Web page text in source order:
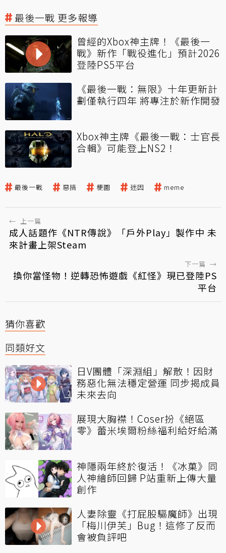
最後一戰 更多報導
曾經的Xbox神主牌！《最後一
戰》新作「戰役進化」預計2026
登陸PS5平台
《最後一戰：無限》十年更新計
劃僅執行四年 將專注於新作開發
Xbox神主牌《最後一戰：士官長
合輯》可能登上NS2！
最後一戰 惡搞 梗圖 迷因 meme
← 上一篇
成人話題作《NTR傳說》「戶外Play」製作中 未
來計畫上架Steam
下一篇 →
換你當怪物！逆轉恐怖遊戲《紅怪》現已登陸PS
平台
猜你喜歡
同類好文
日V團體「深淵組」解散！因財
務惡化無法穩定營運 同步揭成員
未來去向
展現大胸襟！Coser扮《絕區
零》蕾米埃爾粉絲福利給好給滿
神隱兩年終於復活！《冰菓》同
人神繪師回歸 P站重新上傳大量
創作
人妻除靈《打屁股驅魔師》出現
「梅川伊芙」Bug！這修了反而
會被負評吧